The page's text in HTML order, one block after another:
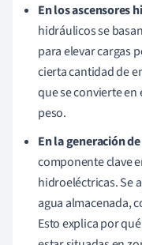
En los ascensores
hidráulicos se
para elevar cargas
cierta cantidad de
que se convierte
peso.
En la generación
componente clave
hidroeléctricas. Se
agua almacenada,
Esto explica por